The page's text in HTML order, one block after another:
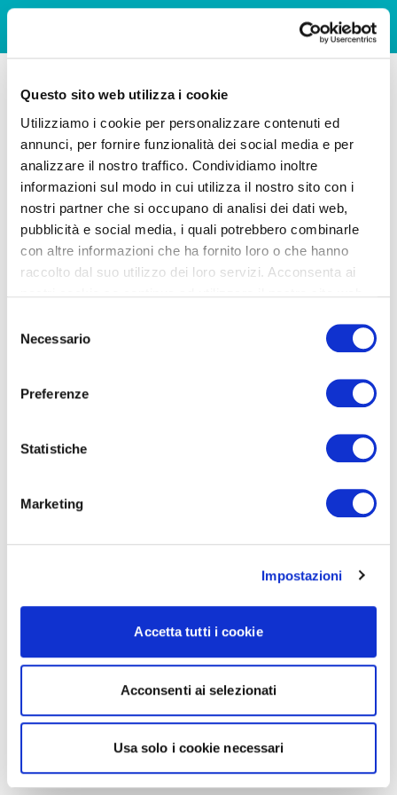
Questo sito web utilizza i cookie
Utilizziamo i cookie per personalizzare contenuti ed
annunci, per fornire funzionalità dei social media e per
analizzare il nostro traffico. Condividiamo inoltre
informazioni sul modo in cui utilizza il nostro sito con i
nostri partner che si occupano di analisi dei dati web,
pubblicità e social media, i quali potrebbero combinarle
con altre informazioni che ha fornito loro o che hanno
raccolto dal suo utilizzo dei loro servizi. Acconsenta ai
delNecessario
Preferenze
Statistiche
Marketing
Impostazioni
Accetta tutti i cookie
Acconsenti ai selezionati
Usa solo i cookie necessari